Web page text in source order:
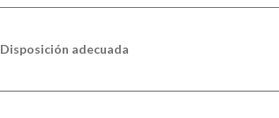
Disposición adecuada